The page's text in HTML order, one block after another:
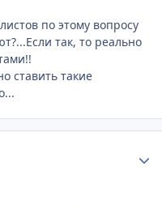
по этому вопросу
так, то реально
ставить такие